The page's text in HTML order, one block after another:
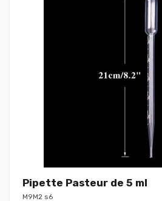
Pipette Pasteur de 5 ml
M9M2 s6